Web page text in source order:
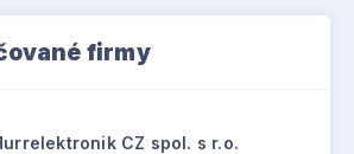
firmy
CZ spol. s r.o.